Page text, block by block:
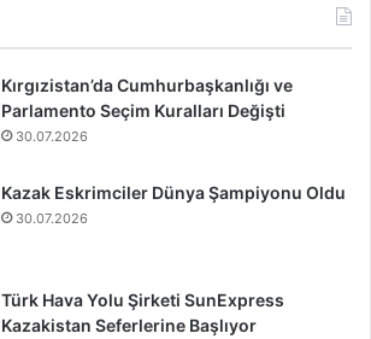
Kırgızistan’da Cumhurbaşkanlığı ve
Parlamento Seçim Kuralları Değişti
30.07.2026
Kazak Eskrimciler Dünya Şampiyonu Oldu
30.07.2026
Türk Hava Yolu Şirketi SunExpress
Kazakistan Seferlerine Başlıyor